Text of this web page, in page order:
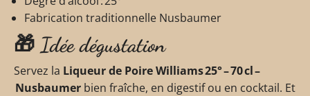
Fabrication traditionnelle Nusbaumer
🎁 Idée dégustation
Servez la Liqueur de Poire Williams 25° – 70 cl –
Nusbaumer bien fraîche, en digestif ou en cocktail. Et